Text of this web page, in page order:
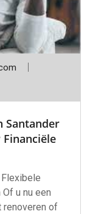
Santander
u nu een
renoveren of